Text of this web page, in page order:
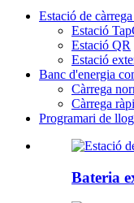
Estació de
Estació
Estació QR
Estació
Banc d'energia
Càrrega
Càrrega
Programari de
Bateria